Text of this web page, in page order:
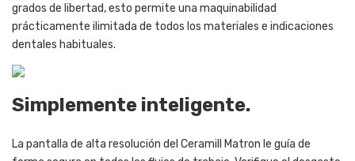
grados de libertad, esto permite una maquinabilidad
prácticamente ilimitada de todos los materiales e indicaciones
dentales habituales.
Simplemente inteligente.
La pantalla de alta resolución del Ceramill Matron le guía de